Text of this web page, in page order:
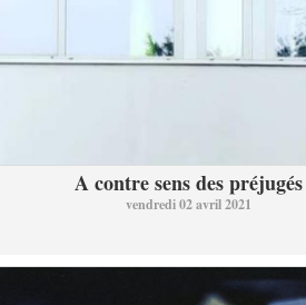
A contre sens des préjugés
vendredi 02 avril 2021